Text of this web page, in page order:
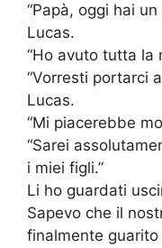
“Papà, oggi hai
Lucas.
“Ho avuto tutta la
“Vorresti portarci
Lucas.
“Mi piacerebbe
“Sarei
i miei figli.”
Li ho guardati
Sapevo che il
finalmente